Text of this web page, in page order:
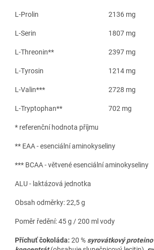
L-Prolin 2136 mg
L-Serin 1807 mg
L-Threonin** 2397 mg
L-Tyrosin 1214 mg
L-Valin*** 2728 mg
L-Tryptophan** 702 mg
* referenční hodnota příjmu
** EAA - esenciální aminokyseliny
*** BCAA - větvené esenciální aminokyseliny
ALU - laktázová jednotka
Obsah odměrky: 22,5 g
Poměr ředění: 45 g / 200 ml vody
Příchuť čokoláda: 20 % syrovátkový